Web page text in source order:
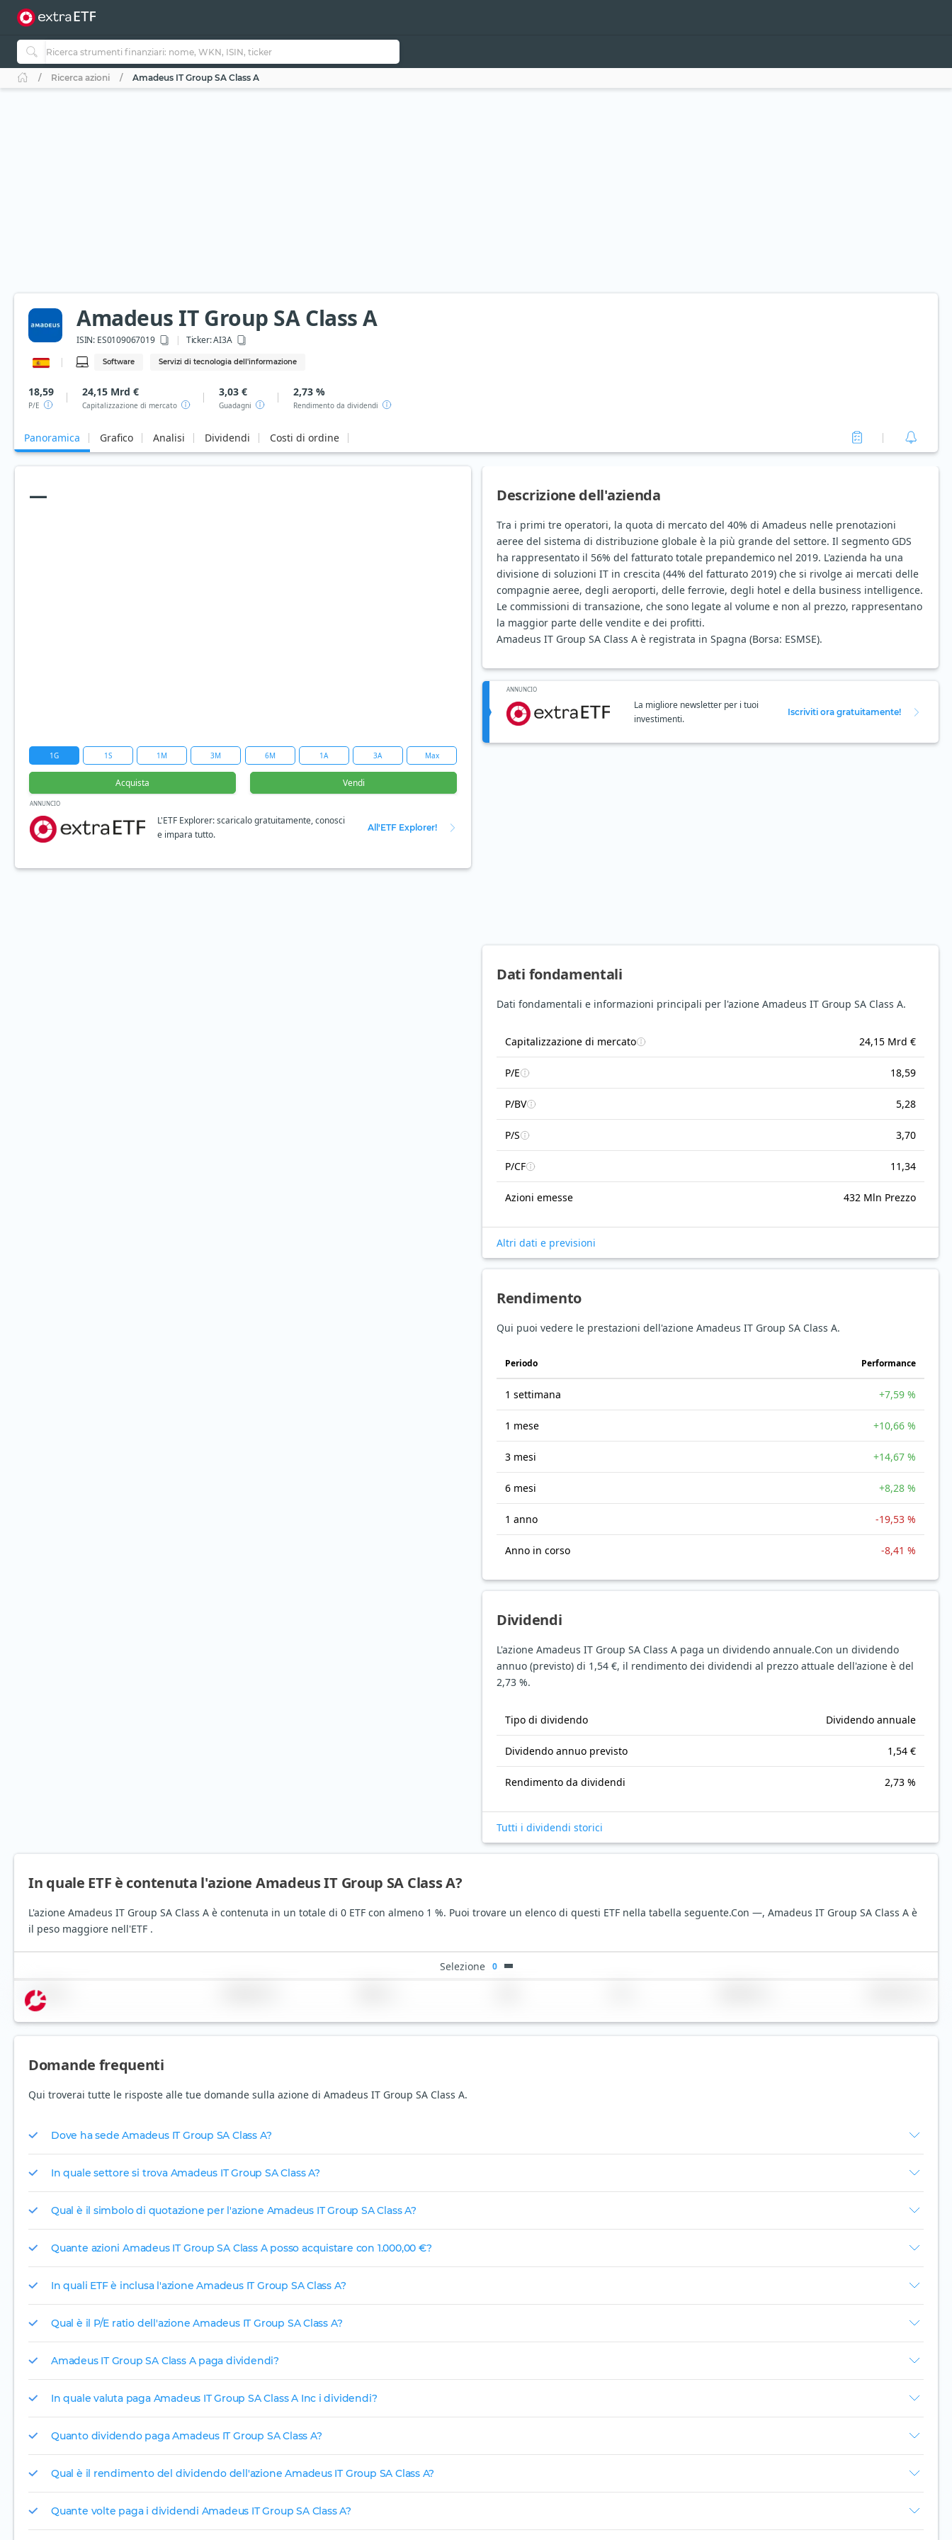
Ricerca azioni Amadeus IT Group SA Class A
Amadeus IT Group SA Class A
ISIN: ES0109067019 Ticker:AI3A
Software Servizi di tecnologia dell'informazione
18,59
P/E
24,15 Mrd €
Capitalizzazione di mercato
3,03 €
Guadagni
2,73 %
Rendimento da dividendi
Panoramica Grafico Analisi Dividendi Costi di ordine
—
1G 1S 1M 3M 6M 1A 3A Max
Acquista Vendi
ANNUNCIO
L'ETF Explorer: scaricalo gratuitamente, conosci
e impara tutto.
All'ETF Explorer!
Descrizione dell'azienda
Tra i primi tre operatori, la quota di mercato del 40% di Amadeus nelle prenotazioni
aeree del sistema di distribuzione globale è la più grande del settore. Il segmento GDS
ha rappresentato il 56% del fatturato totale prepandemico nel 2019. L'azienda ha una
divisione di soluzioni IT in crescita (44% del fatturato 2019) che si rivolge ai mercati delle
compagnie aeree, degli aeroporti, delle ferrovie, degli hotel e della business intelligence.
Le commissioni di transazione, che sono legate al volume e non al prezzo, rappresentano
la maggior parte delle vendite e dei profitti.
Amadeus IT Group SA Class A è registrata in Spagna (Borsa: ESMSE).
ANNUNCIO
La migliore newsletter per i tuoi
investimenti.
Iscriviti ora gratuitamente!
Dati fondamentali
Dati fondamentali e informazioni principali per l'azione Amadeus IT Group SA Class A.
Capitalizzazione di mercato 24,15 Mrd €
P/E 18,59
P/BV 5,28
P/S 3,70
P/CF 11,34
Azioni emesse 432 Mln Prezzo
Altri dati e previsioni
Rendimento
Qui puoi vedere le prestazioni dell'azione Amadeus IT Group SA Class A.
Periodo Performance
1 settimana +7,59 %
1 mese +10,66 %
3 mesi +14,67 %
6 mesi +8,28 %
1 anno -19,53 %
Anno in corso -8,41 %
Dividendi
L'azione Amadeus IT Group SA Class A paga un dividendo annuale.Con un dividendo
annuo (previsto) di 1,54 €, il rendimento dei dividendi al prezzo attuale dell'azione è del
2,73 %.
Tipo di dividendo Dividendo annuale
Dividendo annuo previsto 1,54 €
Rendimento da dividendi 2,73 %
Tutti i dividendi storici
In quale ETF è contenuta l'azione Amadeus IT Group SA Class A?
L'azione Amadeus IT Group SA Class A è contenuta in un totale di 0 ETF con almeno 1 %. Puoi trovare un elenco di questi ETF nella tabella seguente.Con —, Amadeus IT Group SA Class A è
il peso maggiore nell'ETF .
Selezione 0
Nome
Domande frequenti
Qui troverai tutte le risposte alle tue domande sulla azione di Amadeus IT Group SA Class A.
Dove ha sede Amadeus IT Group SA Class A?
In quale settore si trova Amadeus IT Group SA Class A?
Qual è il simbolo di quotazione per l'azione Amadeus IT Group SA Class A?
Quante azioni Amadeus IT Group SA Class A posso acquistare con 1.000,00 €?
In quali ETF è inclusa l'azione Amadeus IT Group SA Class A?
Qual è il P/E ratio dell'azione Amadeus IT Group SA Class A?
Amadeus IT Group SA Class A paga dividendi?
In quale valuta paga Amadeus IT Group SA Class A Inc i dividendi?
Quanto dividendo paga Amadeus IT Group SA Class A?
Qual è il rendimento del dividendo dell'azione Amadeus IT Group SA Class A?
Quante volte paga i dividendi Amadeus IT Group SA Class A?